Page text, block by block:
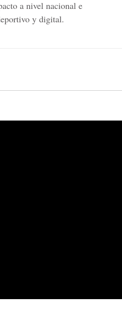
a nivel nacional e
y digital.